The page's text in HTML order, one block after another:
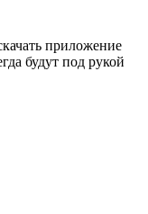
приложение
будут под рукой